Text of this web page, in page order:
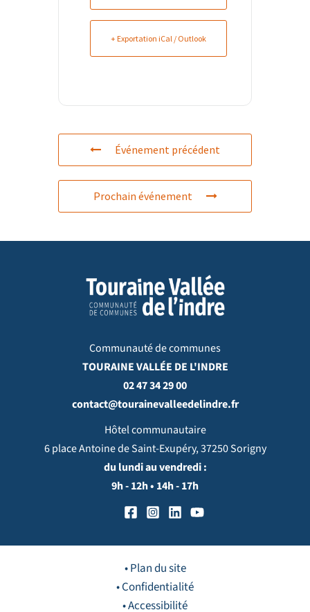
+ Exportation iCal / Outlook
Événement précédent
Prochain événement
Communauté de communes
TOURAINE VALLÉE DE L'INDRE
02 47 34 29 00
contact@tourainevalleedelindre.fr
Hôtel communautaire
6 place Antoine de Saint-Exupéry, 37250 Sorigny
du lundi au vendredi :
9h - 12h • 14h - 17h
• Plan du site
• Confidentialité
• Accessibilité